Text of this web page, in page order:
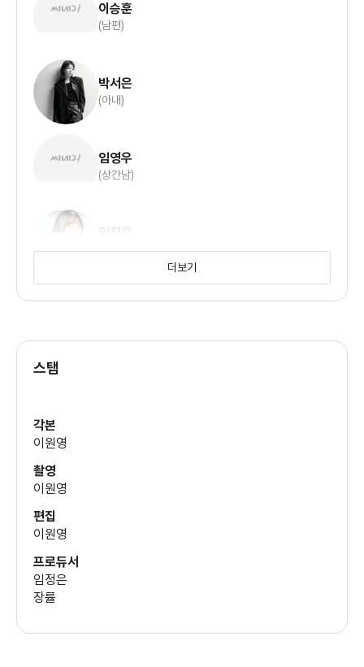
이승훈
(남편)
박서은
(아내)
임영우
(상간남)
임정은
(직장동료)
더보기
스탭
각본
이원영
촬영
이원영
편집
이원영
프로듀서
임정은
장률